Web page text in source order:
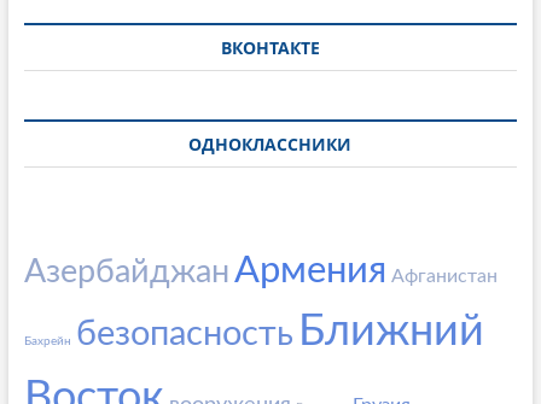
ВКОНТАКТЕ
ОДНОКЛАССНИКИ
АзербайджанАрмения Афганистан
Бахрейн безопасность Ближний